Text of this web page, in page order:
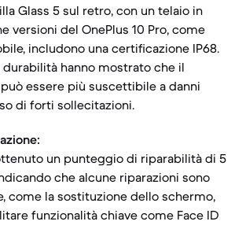
Glass 5 sul retro, con un telaio in
versioni del OnePlus 10 Pro, come
includono una certificazione IP68.
hanno mostrato che il
può essere più suscettibile a danni
di forti sollecitazioni.
un punteggio di riparabilità di 5
che alcune riparazioni sono
come la sostituzione dello schermo,
funzionalità chiave come Face ID